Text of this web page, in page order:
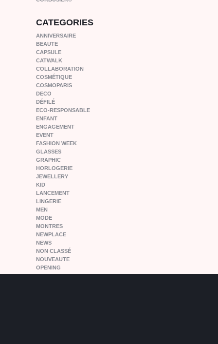
CATEGORIES
ANNIVERSAIRE
BEAUTE
CAPSULE
CATWALK
COLLABORATION
COSMÉTIQUE
COSMOPARIS
DECO
DÉFILÉ
ECO-RESPONSABLE
ENFANT
ENGAGEMENT
EVENT
FASHION WEEK
GLASSES
GRAPHIC
HORLOGERIE
JEWELLERY
KID
LANCEMENT
LINGERIE
MEN
MODE
MONTRES
NEWPLACE
NEWS
NON CLASSÉ
NOUVEAUTE
OPENING
PARIS